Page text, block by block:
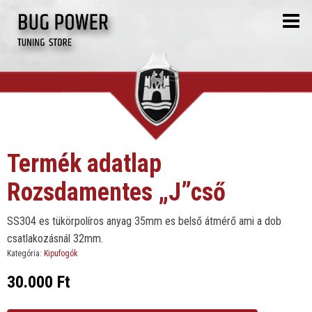
Termék adatlap
Rozsdamentes „J”cső
SS304 es tükörpolíros anyag 35mm es belső átmérő ami a dob
csatlakozásnál 32mm.
Kategória: Kipufogók
30.000 Ft